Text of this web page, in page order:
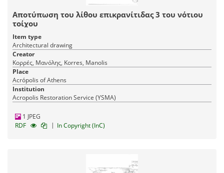
Αποτύπωση του λίθου επικρανίτιδας 3 του νότιου
τοίχου
Item type
Architectural drawing
Creator
Κορρές, Μανόλης, Korres, Manolis
Place
Acrópolis of Athens
Institution
Acropolis Restoration Service (YSMA)
1 JPEG
RDF
| In Copyright (InC)